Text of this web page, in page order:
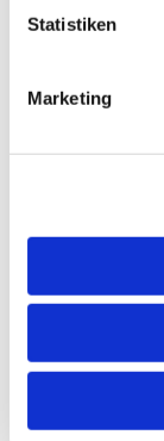
Statistiken
Marketing